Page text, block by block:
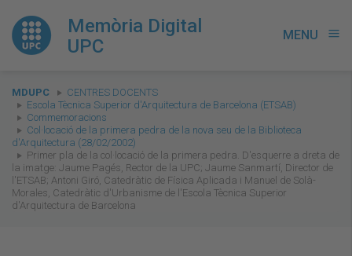
Memòria Digital
UPC
MENU menu
You
are
here:
MDUPC
CENTRES DOCENTS
Escola Tècnica Superior d'Arquitectura de Barcelona (ETSAB)
Commemoracions
Col·locació de la primera pedra de la nova seu de la Biblioteca
d'Arquitectura (28/02/2002)
Primer pla de la col·locació de la primera pedra. D'esquerre a dreta de
la imatge: Jaume Pagés, Rector de la UPC; Jaume Sanmartí, Director de
l'ETSAB; Antoni Giró, Catedràtic de Física Aplicada i Manuel de Solà-
Morales, Catedràtic d'Urbanisme de l'Escola Tècnica Superior
d'Arquitectura de Barcelona